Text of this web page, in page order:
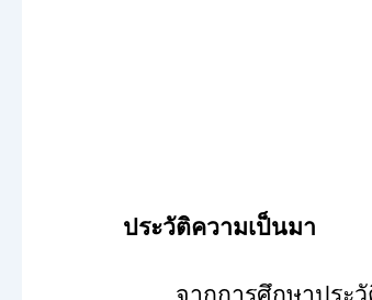
ประวัติความเป็นมา
จากการศึกษาประ